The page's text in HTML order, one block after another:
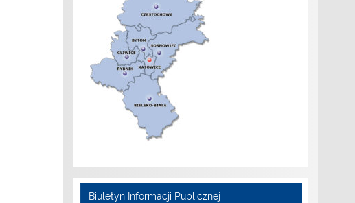
Biuletyn Informacji Publicznej